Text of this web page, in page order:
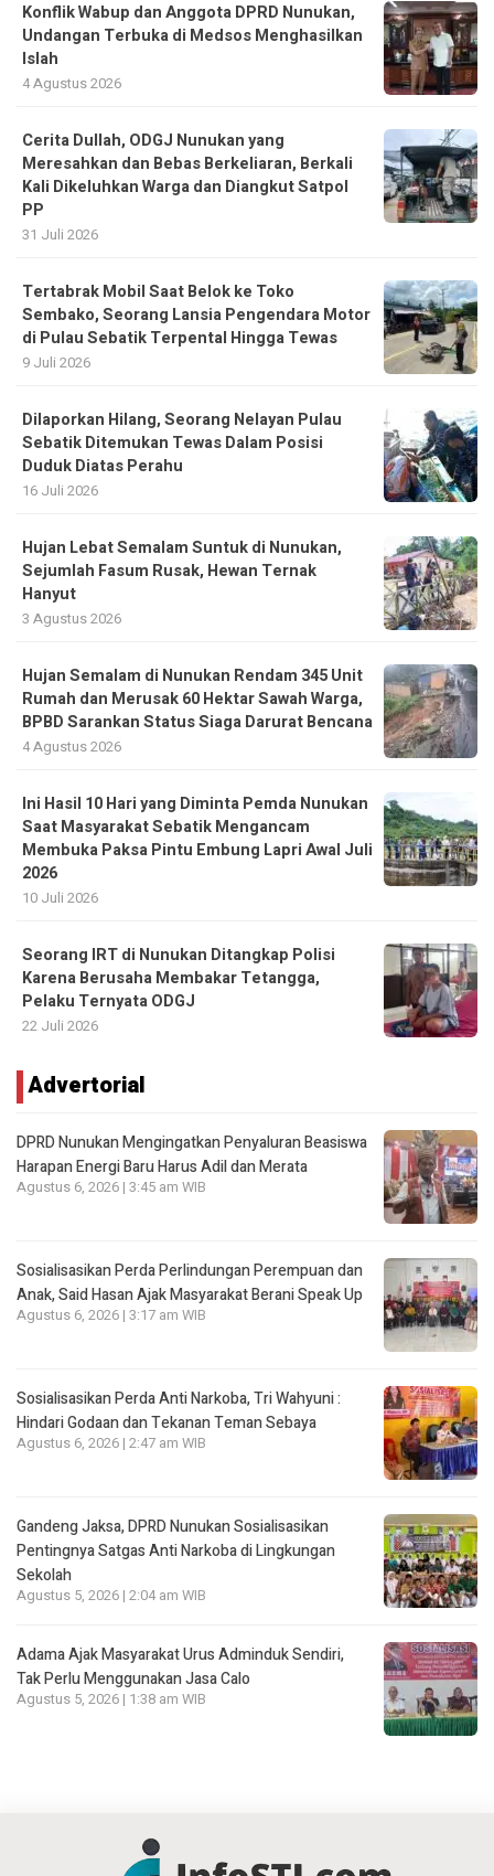
Konflik Wabup dan Anggota DPRD Nunukan,
Undangan Terbuka di Medsos Menghasilkan
Islah
4 Agustus 2026
Cerita Dullah, ODGJ Nunukan yang
Meresahkan dan Bebas Berkeliaran, Berkali
Kali Dikeluhkan Warga dan Diangkut Satpol
PP
31 Juli 2026
Tertabrak Mobil Saat Belok ke Toko
Sembako, Seorang Lansia Pengendara Motor
di Pulau Sebatik Terpental Hingga Tewas
9 Juli 2026
Dilaporkan Hilang, Seorang Nelayan Pulau
Sebatik Ditemukan Tewas Dalam Posisi
Duduk Diatas Perahu
16 Juli 2026
Hujan Lebat Semalam Suntuk di Nunukan,
Sejumlah Fasum Rusak, Hewan Ternak
Hanyut
3 Agustus 2026
Hujan Semalam di Nunukan Rendam 345 Unit
Rumah dan Merusak 60 Hektar Sawah Warga,
BPBD Sarankan Status Siaga Darurat Bencana
4 Agustus 2026
Ini Hasil 10 Hari yang Diminta Pemda Nunukan
Saat Masyarakat Sebatik Mengancam
Membuka Paksa Pintu Embung Lapri Awal Juli
2026
10 Juli 2026
Seorang IRT di Nunukan Ditangkap Polisi
Karena Berusaha Membakar Tetangga,
Pelaku Ternyata ODGJ
22 Juli 2026
Advertorial
DPRD Nunukan Mengingatkan Penyaluran Beasiswa
Harapan Energi Baru Harus Adil dan Merata
Agustus 6, 2026 | 3:45 am WIB
Sosialisasikan Perda Perlindungan Perempuan dan
Anak, Said Hasan Ajak Masyarakat Berani Speak Up
Agustus 6, 2026 | 3:17 am WIB
Sosialisasikan Perda Anti Narkoba, Tri Wahyuni :
Hindari Godaan dan Tekanan Teman Sebaya
Agustus 6, 2026 | 2:47 am WIB
Gandeng Jaksa, DPRD Nunukan Sosialisasikan
Pentingnya Satgas Anti Narkoba di Lingkungan
Sekolah
Agustus 5, 2026 | 2:04 am WIB
Adama Ajak Masyarakat Urus Adminduk Sendiri,
Tak Perlu Menggunakan Jasa Calo
Agustus 5, 2026 | 1:38 am WIB